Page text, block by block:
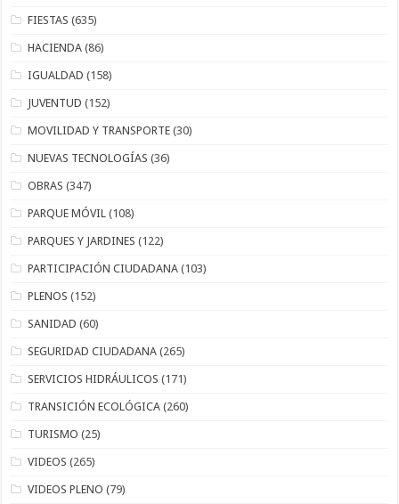
FIESTAS (635)
HACIENDA (86)
IGUALDAD (158)
JUVENTUD (152)
MOVILIDAD Y TRANSPORTE (30)
NUEVAS TECNOLOGÍAS (36)
OBRAS (347)
PARQUE MÓVIL (108)
PARQUES Y JARDINES (122)
PARTICIPACIÓN CIUDADANA (103)
PLENOS (152)
SANIDAD (60)
SEGURIDAD CIUDADANA (265)
SERVICIOS HIDRÁULICOS (171)
TRANSICIÓN ECOLÓGICA (260)
TURISMO (25)
VIDEOS (265)
VIDEOS PLENO (79)